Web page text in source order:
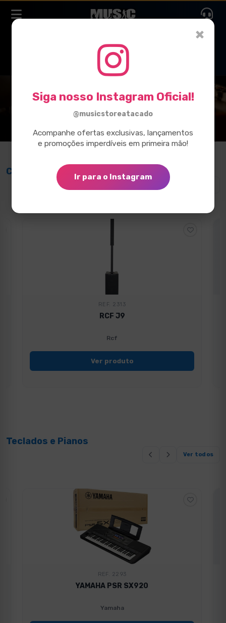
Caixas de Som e Line Arrays
REF. 2313
RCF J9
Rcf
Ver produto
Teclados e Pianos
Ver todos
REF. 2293
YAMAHA PSR SX920
Yamaha
×
Siga nosso Instagram Oficial!
@musicstoreatacado
Acompanhe ofertas exclusivas, lançamentos
e promoções imperdíveis em primeira mão!
Ir para o Instagram